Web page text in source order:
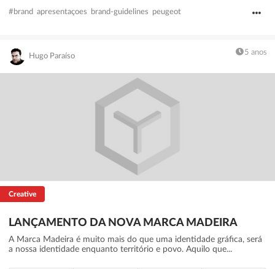
#brand apresentaçoes brand-guidelines peugeot
Hugo Paraíso 5 anos
Creative
LANÇAMENTO DA NOVA MARCA MADEIRA
A Marca Madeira é muito mais do que uma identidade gráfica, será
a nossa identidade enquanto território e povo. Aquilo que...